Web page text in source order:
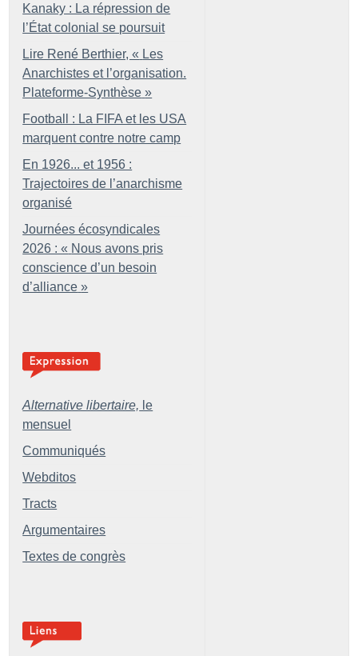
Kanaky : La répression de
l’État colonial se poursuit
Lire René Berthier, « Les
Anarchistes et l’organisation.
Plateforme-Synthèse »
Football : La FIFA et les USA
marquent contre notre camp
En 1926... et 1956 :
Trajectoires de l’anarchisme
organisé
Journées écosyndicales
2026 : « Nous avons pris
conscience d’un besoin
d’alliance »
Alternative libertaire, le
mensuel
Communiqués
Webditos
Tracts
Argumentaires
Textes de congrès